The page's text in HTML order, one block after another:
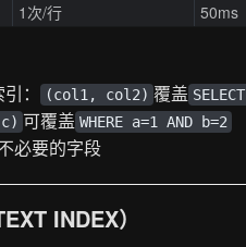
1次/行 50ms
引： (col1, col2) 覆盖
可覆盖 WHERE a=1 AND b=2
必要的字段
INDEX）